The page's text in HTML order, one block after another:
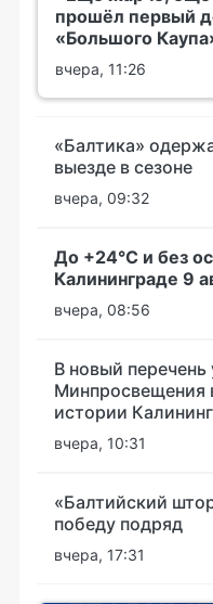
прошёл первый
«Большого
вчера, 11:26
«Балтика»
выезде в сезоне
вчера, 09:32
До +24°С и без
Калининграде 9
вчера, 08:56
В новый перечень
Минпросвещения
истории
вчера, 10:31
«Балтийский
победу подряд
вчера, 17:31